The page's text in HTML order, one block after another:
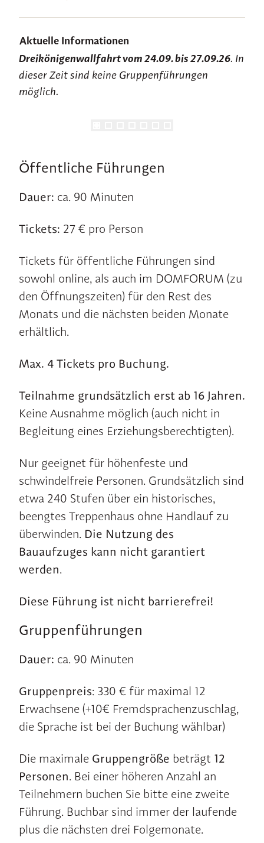
Aktuelle Informationen
Dreikönigenwallfahrt vom 24.09. bis 27.09.26. In
dieser Zeit sind keine Gruppenführungen
möglich.
Öffentliche Führungen
Dauer: ca. 90 Minuten
Tickets: 27 € pro Person
Tickets für öffentliche Führungen sind
sowohl online, als auch im DOMFORUM (zu
den Öffnungszeiten) für den Rest des
Monats und die nächsten beiden Monate
erhältlich.
Max. 4 Tickets pro Buchung.
Teilnahme grundsätzlich erst ab 16 Jahren.
Keine Ausnahme möglich (auch nicht in
Begleitung eines Erziehungsberechtigten).
Nur geeignet für höhenfeste und
schwindelfreie Personen. Grundsätzlich sind
etwa 240 Stufen über ein historisches,
beengtes Treppenhaus ohne Handlauf zu
überwinden. Die Nutzung des
Bauaufzuges kann nicht garantiert
werden.
Diese Führung ist nicht barrierefrei!
Gruppenführungen
Dauer: ca. 90 Minuten
Gruppenpreis: 330 € für maximal 12
Erwachsene (+10€ Fremdsprachenzuschlag,
die Sprache ist bei der Buchung wählbar)
Die maximale Gruppengröße beträgt 12
Personen. Bei einer höheren Anzahl an
Teilnehmern buchen Sie bitte eine zweite
Führung. Buchbar sind immer der laufende
plus die nächsten drei Folgemonate.